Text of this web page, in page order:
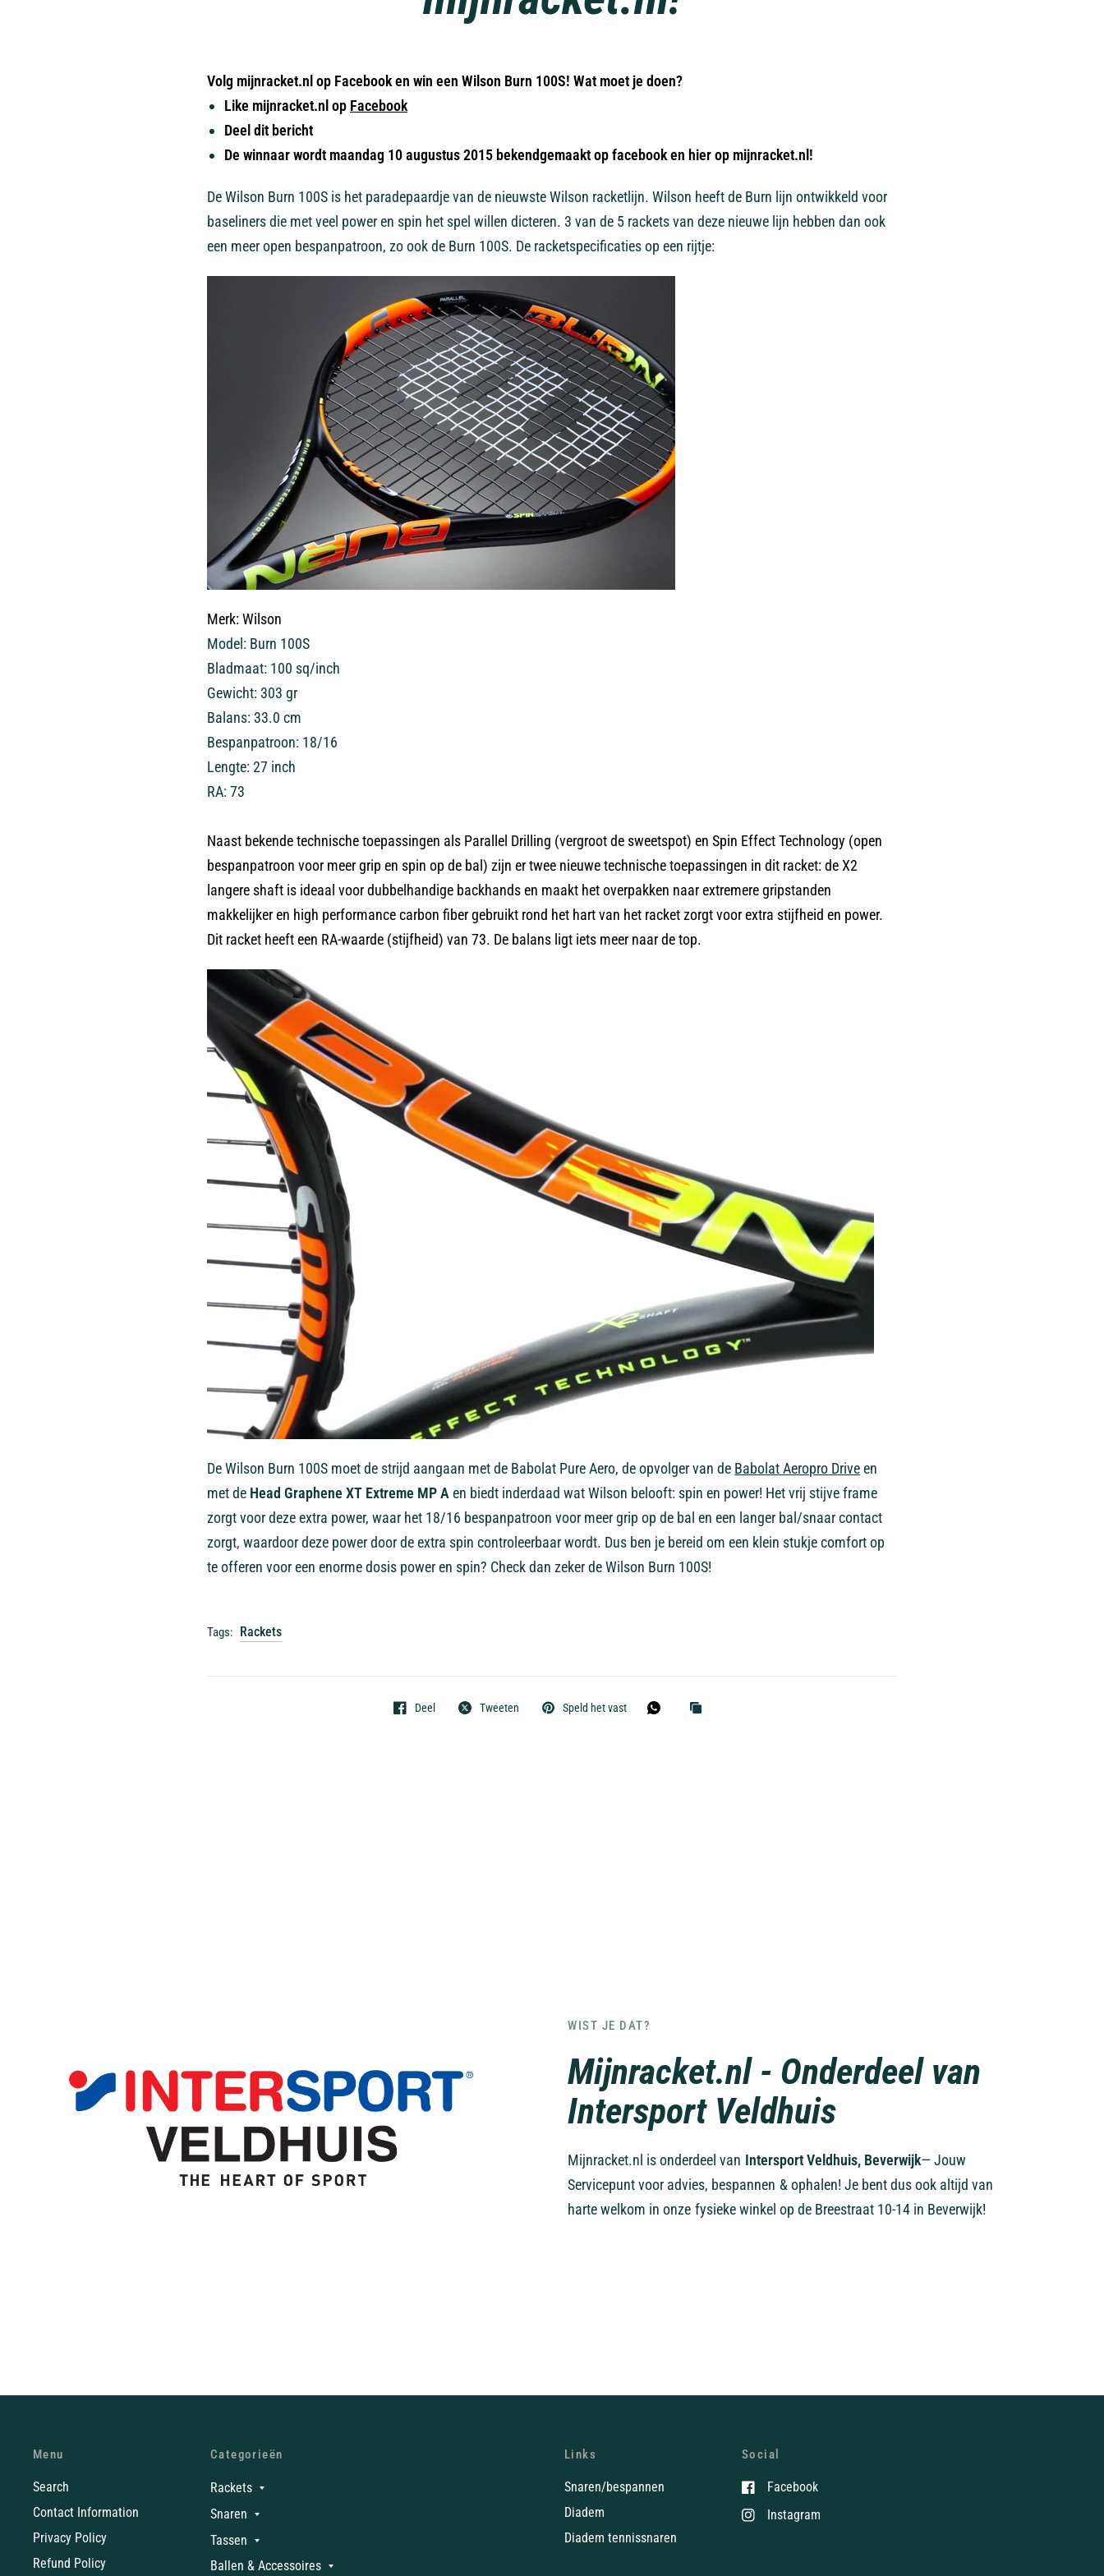
Volg mijnracket.nl op Facebook en win een Wilson Burn 100S! Wat moet je doen?
Like mijnracket.nl op Facebook
Deel dit bericht
De winnaar wordt maandag 10 augustus 2015 bekendgemaakt op facebook en hier op mijnracket.nl!
De Wilson Burn 100S is het paradepaardje van de nieuwste Wilson racketlijn. Wilson heeft de Burn lijn ontwikkeld voor
baseliners die met veel power en spin het spel willen dicteren. 3 van de 5 rackets van deze nieuwe lijn hebben dan ook
een meer open bespanpatroon, zo ook de Burn 100S. De racketspecificaties op een rijtje:
Merk: Wilson
Model: Burn 100S
Bladmaat: 100 sq/inch
Gewicht: 303 gr
Balans: 33.0 cm
Bespanpatroon: 18/16
Lengte: 27 inch
RA: 73
Naast bekende technische toepassingen als Parallel Drilling (vergroot de sweetspot) en Spin Effect Technology (open
bespanpatroon voor meer grip en spin op de bal) zijn er twee nieuwe technische toepassingen in dit racket: de X2
langere shaft is ideaal voor dubbelhandige backhands en maakt het overpakken naar extremere gripstanden
makkelijker en high performance carbon fiber gebruikt rond het hart van het racket zorgt voor extra stijfheid en power.
Dit racket heeft een RA-waarde (stijfheid) van 73. De balans ligt iets meer naar de top.
De Wilson Burn 100S moet de strijd aangaan met de Babolat Pure Aero, de opvolger van de Babolat Aeropro Driveen
met de Head Graphene XT Extreme MP A en biedt inderdaad wat Wilson belooft: spin en power! Het vrij stijve frame
zorgt voor deze extra power, waar het 18/16 bespanpatroon voor meer grip op de bal en een langer bal/snaar contact
zorgt, waardoor deze power door de extra spin controleerbaar wordt. Dus ben je bereid om een klein stukje comfort op
te offeren voor een enorme dosis power en spin? Check dan zeker de Wilson Burn 100S!
Tags: Rackets
Deel Tweeten Speld het vast
WIST JE DAT?
Mijnracket.nl - Onderdeel van
Intersport Veldhuis
Mijnracket.nl is onderdeel van Intersport Veldhuis, Beverwijk— Jouw
Servicepunt voor advies, bespannen & ophalen! Je bent dus ook altijd van
harte welkom in onze fysieke winkel op de Breestraat 10-14 in Beverwijk!
Menu
Search
Contact Information
Privacy Policy
Refund Policy
Categorieën
Rackets
Snaren
Tassen
Ballen & Accessoires
Links
Snaren/bespannen
Diadem
Diadem tennissnaren
Social
Facebook
Instagram